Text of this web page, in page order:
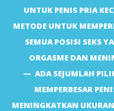
UNTUK PENIS PRIA
METODE UNTUK
SEMUA POSISI SEKS
ORGASME DAN
ADA SEJUMLAH
MEMPERBESAR
MENINGKATKAN